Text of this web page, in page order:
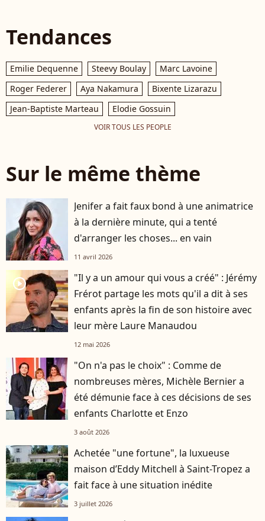
Tendances
Emilie Dequenne Steevy Boulay
Marc Lavoine
Roger Federer
Aya Nakamura
Bixente Lizarazu
Jean-Baptiste Marteau
Elodie Gossuin
VOIR TOUS LES PEOPLE
Sur le même thème
Jenifer a fait faux bond à une animatrice
à la dernière minute, qui a tenté
d'arranger les choses... en vain
11 avril 2026
player2
"Il y a un amour qui vous a créé" : Jérémy
Frérot partage les mots qu'il a dit à ses
enfants après la fin de son histoire avec
leur mère Laure Manaudou
12 mai 2026
"On n'a pas le choix" : Comme de
nombreuses mères, Michèle Bernier a
été démunie face à ces décisions de ses
enfants Charlotte et Enzo
3 août 2026
Achetée "une fortune", la luxueuse
maison d’Eddy Mitchell à Saint-Tropez a
fait face à une situation inédite
3 juillet 2026